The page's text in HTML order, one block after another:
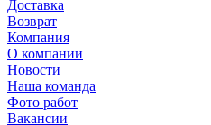
Доставка
Возврат
Компания
О компании
Новости
Наша команда
Фото работ
Вакансии